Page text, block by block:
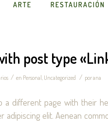
ARTE RESTAURACIÓN
post type
/ en Personal , Uncategorized / porana
different page with their
adipiscing elit. Aenean